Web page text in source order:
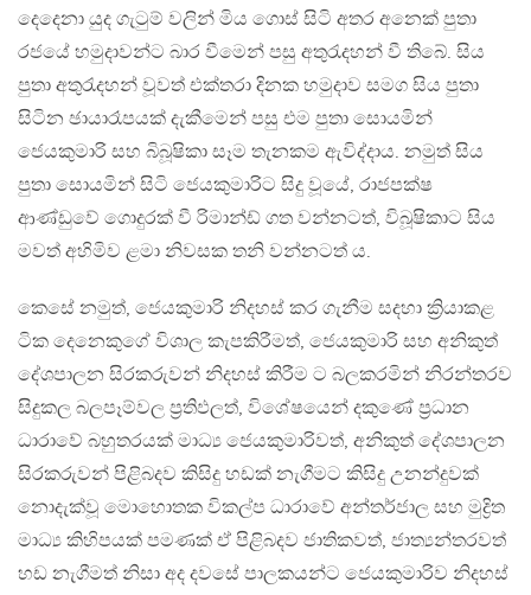
දෙදෙනා යුද ගැටුම් වලින් මිය ගොස් සිටි අතර අනෙක් පුතා
රජයේ හමුදාවන්ට බාර වීමෙන් පසු අතුරැදහන් වී තිබේ. සිය
පුතා අතුරැදහන් වූවත් එක්තරා දිනක හමුදාව සමග සිය පුතා
සිටින ඡායාරෑපයක් දැකීමෙන් පසු එම පුතා සොයමින්
ජෙයකුමාරි සහ බිබූෂිකා සෑම තැනකම ඇවිද්දාය. නමුත් සිය
පුතා සොයමින් සිටි ජෙයකුමාරිට සිදු වූයේ, රාජපක්ෂ
ආණ්ඩුවේ ගොදුරක් වී රිමාන්ඩ් ගත වන්නටත්, විබූෂිකාට සිය
මවත් අහිමිව ළමා නිවසක තනි වන්නටත් ය.
කෙසේ නමුත්, ජෙයකුමාරි නිදහස් කර ගැනීම සදහා ක්‍රියාකළ
ටික දෙනෙකුගේ විශාල කැපකිරීමත්, ජෙයකුමාරි සහ අනිකුත්
දේශපාලන සිරකරුවන් නිදහස් කිරීම ට බලකරමින් නිරන්තරව
සිදුකල බලපෑම්වල ප්‍රතිඵලත්, විශේෂයෙන් දකුණේ ප්‍රධාන
ධාරාවේ බහුතරයක් මාධ්‍ය ජෙයකුමාරිවත්, අනිකුත් දේශපාලන
සිරකරුවන් පිළිබදව කිසිදු හඩක් නැගීමට කිසිදු උනන්දුවක්
නොදැක්වූ මොහොතක විකල්ප ධාරාවේ අන්තර්ජාල සහ මුද්‍රිත
මාධ්‍ය කිහිපයක් පමණක් ඒ පිළිබදව ජාතිකවත්, ජාත්‍යන්තරවත්
හඩ නැගීමත් නිසා අද දවසේ පාලකයන්ට ජෙයකුමාරිව නිදහස්